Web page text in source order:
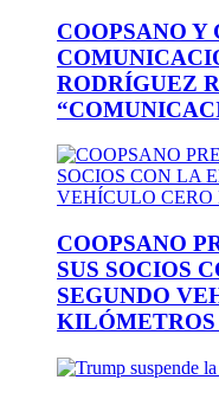
COOPSANO Y
RODRÍGUEZ
COOPSANO
SUS SOCIOS
SEGUNDO
KILÓMETROS